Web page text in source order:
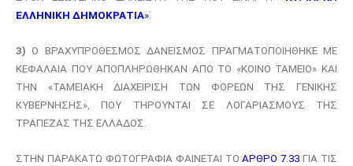
ΕΛΛΗΝΙΚΗ ΔΗΜΟΚΡΑΤΙΑ».
3) Ο ΒΡΑΧΥΠΡΟΘΕΣΜΟΣ ΔΑΝΕΙΣΜΟΣ ΠΡΑΓΜΑΤΟΠΟΙΗΘΗΚΕ ΜΕ
ΚΕΦΑΛΑΙΑ ΠΟΥ ΑΠΟΠΛΗΡΩΘΗΚΑΝ ΑΠΟ ΤΟ «ΚΟΙΝΟ ΤΑΜΕΙΟ» ΚΑΙ
ΤΗΝ «ΤΑΜΕΙΑΚΗ ΔΙΑΧΕΙΡΙΣΗ ΤΩΝ ΦΟΡΕΩΝ ΤΗΣ ΓΕΝΙΚΗΣ
ΚΥΒΕΡΝΗΣΗΣ», ΠΟΥ ΤΗΡΟΥΝΤΑΙ ΣΕ ΛΟΓΑΡΙΑΣΜΟΥΣ ΤΗΣ
ΤΡΑΠΕΖΑΣ ΤΗΣ ΕΛΛΑΔΟΣ.
ΣΤΗΝ ΠΑΡΑΚΑΤΩ ΦΩΤΟΓΡΑΦΙΑ ΦΑΙΝΕΤΑΙ ΤΟΑΡΘΡΟ 7.33ΓΙΑ ΤΙΣ